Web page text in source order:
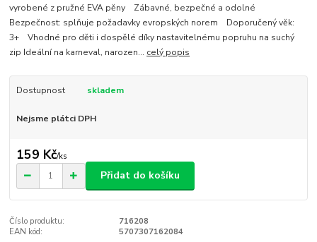
vyrobené z pružné EVA pěny Zábavné, bezpečné a odolné
Bezpečnost: splňuje požadavky evropských norem Doporučený věk:
3+ Vhodné pro děti i dospělé díky nastavitelnému popruhu na suchý
zip Ideální na karneval, narozen... celý popis
Dostupnost skladem
Nejsme plátci DPH
159 Kč/ks
Přidat do košíku
Číslo produktu:
716208
EAN kód:
5707307162084